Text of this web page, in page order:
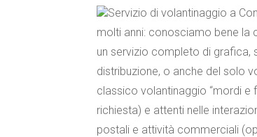
Servizio di volantinaggio a
molti anni: conosciamo bene la
un servizio completo di grafica,
distribuzione, o anche del solo
classico volantinaggio “mordi e
richiesta) e attenti nelle
postali e attività commerciali